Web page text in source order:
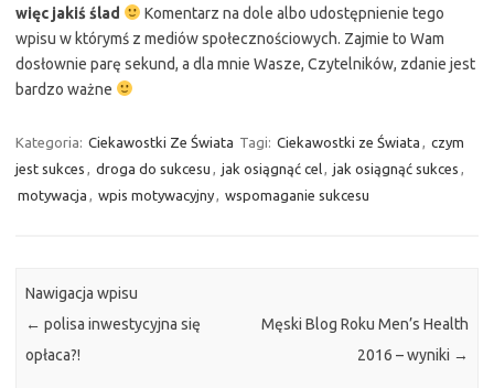
więc jakiś ślad
Komentarz na dole albo udostępnienie tego
wpisu w którymś z mediów społecznościowych. Zajmie to Wam
dosłownie parę sekund, a dla mnie Wasze, Czytelników, zdanie jest
bardzo ważne
Kategoria: Ciekawostki Ze Świata Tagi: Ciekawostki ze Świata , czym
jest sukces , droga do sukcesu , jak osiągnąć cel, jak osiągnąć sukces ,
motywacja , wpis motywacyjny, wspomaganie sukcesu
Nawigacja wpisu
← polisa inwestycyjna się
opłaca?!
Męski Blog Roku Men’s Health
2016 – wyniki →